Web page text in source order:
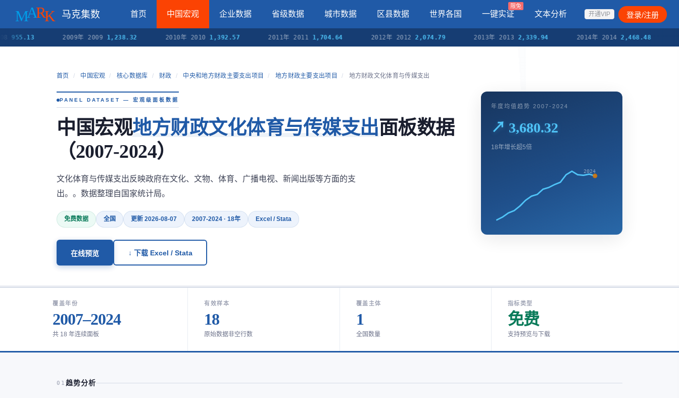
马克集数 首页 中国宏观 企业数据 省级数据 城市数据 区县数据 世界各国 一键实证
限免
文本分析 开通VIP 登录/注册
2009年 2009 1,238.32 2010年 2010 1,392.57 2011年 2011 1,704.64 2012年 2012 2,074.79 2013年 2013 2,339.94 2014年 2014 2,468.48
首页 / 中国宏观 / 核心数据库 / 财政 / 中央和地方财政主要支出项目 / 地方财政主要支出项目 / 地方财政文化体育与传媒支出
PANEL DATASET — 宏观级面板数据
中国宏观地方财政文化体育与传媒支出面板数据
（2007-2024）
文化体育与传媒支出反映政府在文化、文物、体育、广播电视、新闻出版等方面的支
出。。数据整理自国家统计局。
免费数据 全国 更新 2026-08-07 2007-2024 · 18年 Excel / Stata
在线预览 ↓ 下载 Excel / Stata
年度均值趋势 2007-2024
↗ 3,680.32
18年增长超5倍
2024
覆盖年份
2007–2024
共 18 年连续面板
有效样本
18
原始数据非空行数
覆盖主体
1
全国数量
指标类型
免费
支持预览与下载
01 趋势分析